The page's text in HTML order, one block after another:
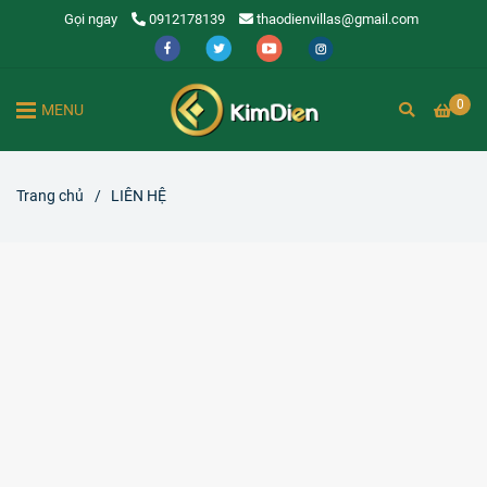
Gọi ngay 0912178139 thaodienvillas@gmail.com
0
MENU
Trang chủ / LIÊN HỆ